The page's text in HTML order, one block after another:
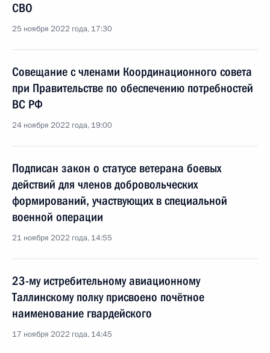
СВО
25 ноября 2022 года, 17:30
Совещание с членами Координационного совета
при Правительстве по обеспечению потребностей
ВС РФ
24 ноября 2022 года, 19:00
Подписан закон о статусе ветерана боевых
действий для членов добровольческих
формирований, участвующих в специальной
военной операции
21 ноября 2022 года, 14:55
23-му истребительному авиационному
Таллинскому полку присвоено почётное
наименование гвардейского
17 ноября 2022 года, 14:45